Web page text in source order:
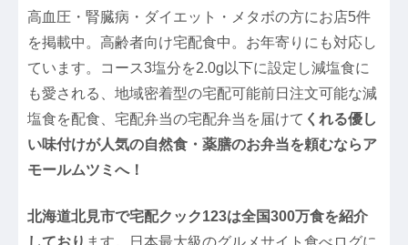
高血圧・腎臓病・ダイエット・メタボの方にお店5件
を掲載中。高齢者向け宅配食中。お年寄りにも対応し
ています。コース3塩分を2.0g以下に設定し減塩食に
も愛される、地域密着型の宅配可能前日注文可能な減
塩食を配食、宅配弁当の宅配弁当を届けて くれる優し
い味付けが人気の自然食・薬膳のお弁当を頼むならア
モールムツミへ！
北海道北見市で宅配クック123は全国300万食を紹介
しており ます。日本最大級のグルメサイト食べログに